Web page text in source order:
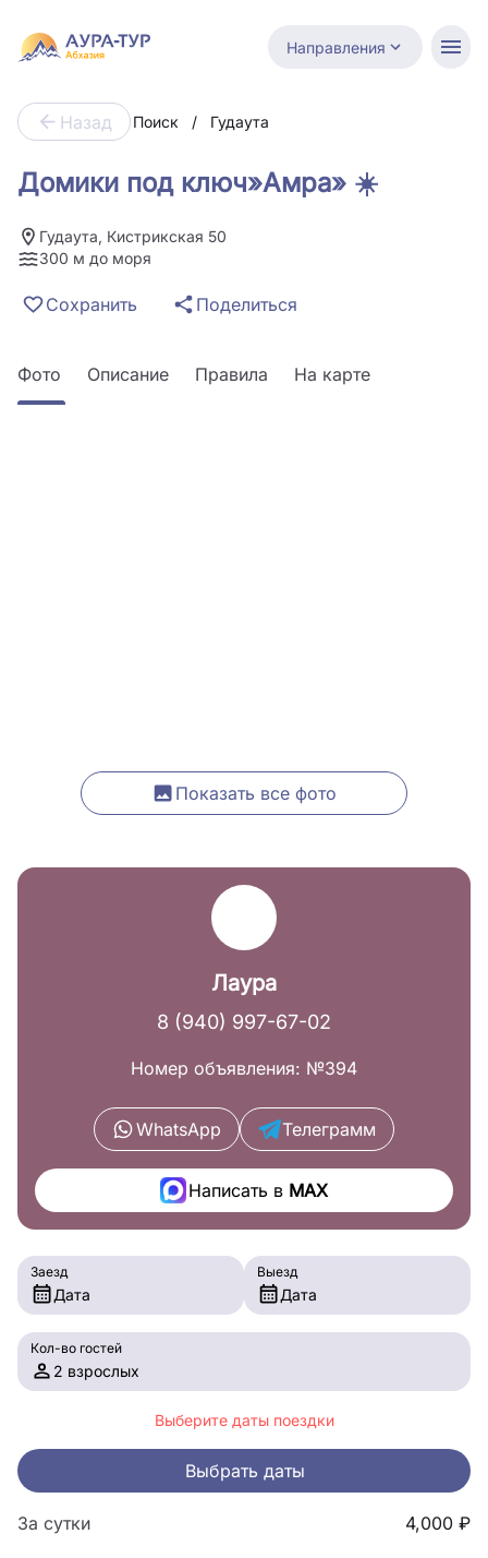
Направления
Назад Поиск / Гудаута
Домики под ключ»Амра» ☀️
Гудаута, Кистрикская 50
300 м до моря
Сохранить Поделиться
Фото Описание Правила На карте
Показать все фото
Лаура
8 (940) 997-67-02
Номер объявления: №394
WhatsApp Телеграмм
Написать вMAX
Заезд
Дата
Выезд
Дата
Кол-во гостей
2 взрослых
Выберите даты поездки
Выбрать даты
За сутки 4,000 ₽